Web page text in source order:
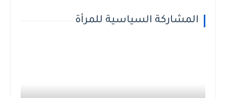
المشاركة السياسية للمرأة